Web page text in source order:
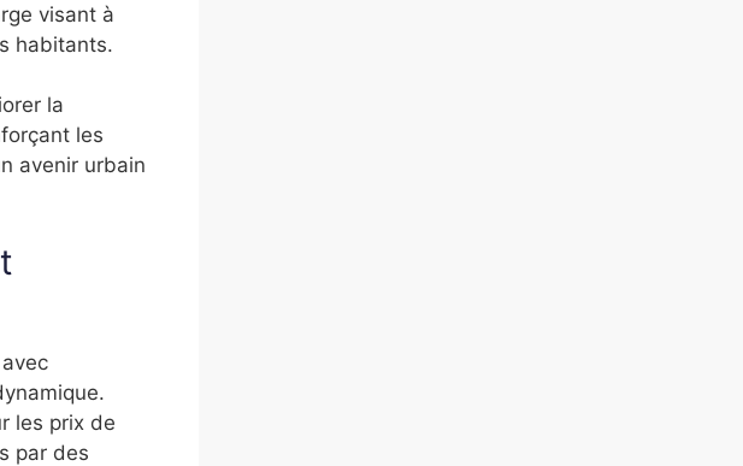
visant à
habitants.
la
les
avenir urbain
les prix de
par des